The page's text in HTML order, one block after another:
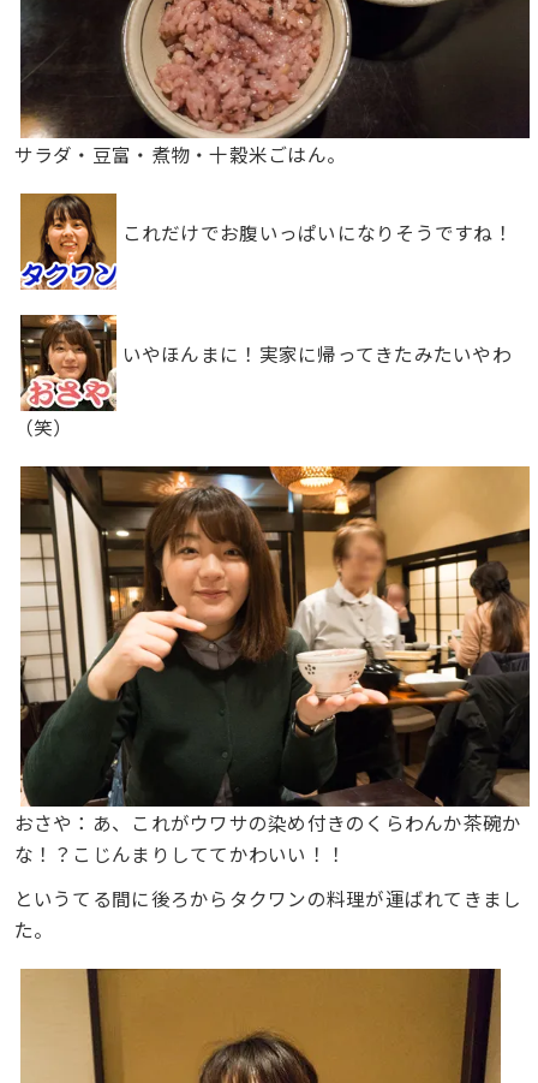
サラダ・豆富・煮物・十穀米ごはん。
これだけでお腹いっぱいになりそうですね！
いやほんまに！実家に帰ってきたみたいやわ
（笑）
おさや：あ、これがウワサの染め付きのくらわんか茶碗か
な！？こじんまりしててかわいい！！
というてる間に後ろからタクワンの料理が運ばれてきまし
た。